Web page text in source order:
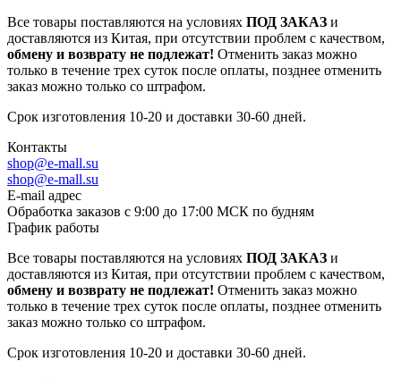
Все товары поставляются на условиях ПОД ЗАКАЗ и
доставляются из Китая, при отсутствии проблем с качеством,
обмену и возврату не подлежат! Отменить заказ можно
только в течение трех суток после оплаты, позднее отменить
заказ можно только со штрафом.
Срок изготовления 10-20 и доставки 30-60 дней.
Контакты
shop@e-mall.su
shop@e-mall.su
E-mail адрес
Обработка заказов с 9:00 до 17:00 МСК по будням
График работы
Все товары поставляются на условиях ПОД ЗАКАЗ и
доставляются из Китая, при отсутствии проблем с качеством,
обмену и возврату не подлежат! Отменить заказ можно
только в течение трех суток после оплаты, позднее отменить
заказ можно только со штрафом.
Срок изготовления 10-20 и доставки 30-60 дней.